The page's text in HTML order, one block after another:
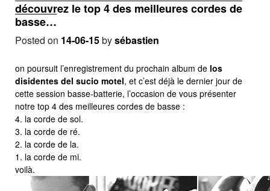
découvrez le top 4 des meilleures cordes de
basse…
Posted on 14-06-15bysébastien
on poursuit l’enregistrement du prochain album de los
disidentes del sucio motel, et c’est déjà le dernier jour de
cette session basse-batterie, l’occasion de vous présenter
notre top 4 des meilleures cordes de basse :
4. la corde de sol.
3. la corde de ré.
2. la corde de la.
1. la corde de mi.
voilà.